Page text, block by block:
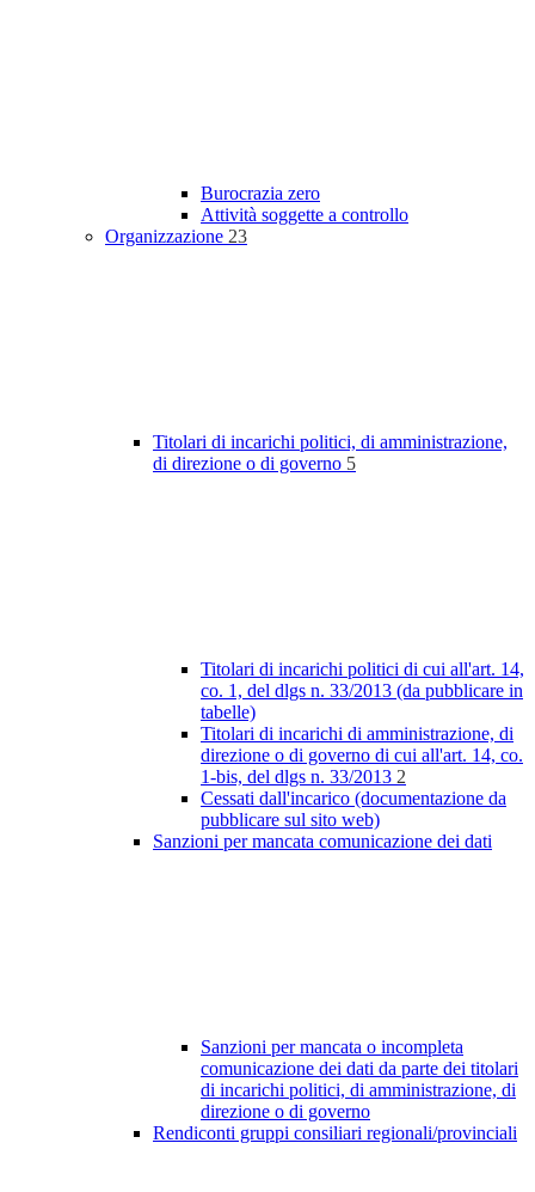
Burocrazia zero
Attività soggette a controllo
Organizzazione 23
Titolari di incarichi politici, di amministrazione,
di direzione o di governo 5
Titolari di incarichi politici di cui all'art. 14,
co. 1, del dlgs n. 33/2013 (da pubblicare in
tabelle)
Titolari di incarichi di amministrazione, di
direzione o di governo di cui all'art. 14, co.
1-bis, del dlgs n. 33/2013 2
Cessati dall'incarico (documentazione da
pubblicare sul sito web)
Sanzioni per mancata comunicazione dei dati
Sanzioni per mancata o incompleta
comunicazione dei dati da parte dei titolari
di incarichi politici, di amministrazione, di
direzione o di governo
Rendiconti gruppi consiliari regionali/provinciali